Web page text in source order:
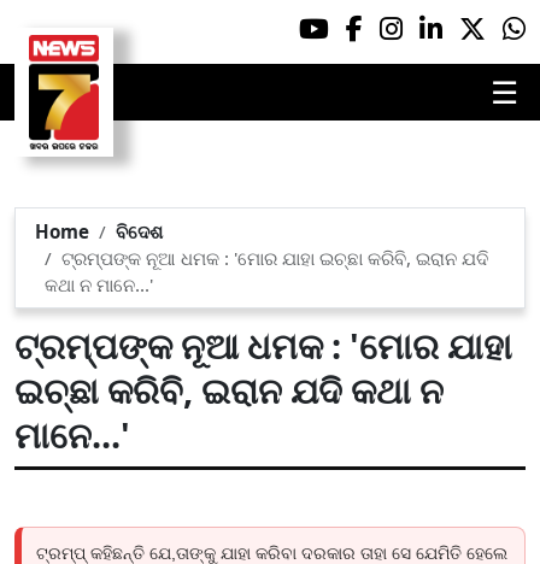
☰
Home
ବିଦେଶ
ଟ୍ରମ୍ପଙ୍କ ନୂଆ ଧମକ : 'ମୋର ଯାହା ଇଚ୍ଛା କରିବି, ଇରାନ ଯଦି
କଥା ନ ମାନେ...'
ଟ୍ରମ୍ପଙ୍କ ନୂଆ ଧମକ : 'ମୋର ଯାହା
ଇଚ୍ଛା କରିବି, ଇରାନ ଯଦି କଥା ନ
ମାନେ...'
ଟ୍ରମ୍ପ୍ କହିଛନ୍ତି ଯେ,ତାଙ୍କୁ ଯାହା କରିବା ଦରକାର ତାହା ସେ ଯେମିତି ହେଲେ